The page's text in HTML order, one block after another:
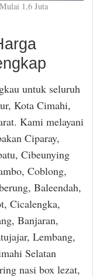
1,6 Juta
untuk seluruh
Kota Cimahi,
Kami melayani
Ciparay,
Cibeunying
Coblong,
Baleendah,
Cicalengka,
Banjaran,
Lembang,
Selatan
nasi box lezat,